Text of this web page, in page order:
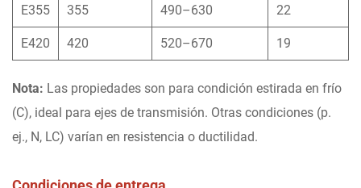
E355 355 490–630 22
E420 420 520–670 19
Nota: Las propiedades son para condición estirada en frío
(C), ideal para ejes de transmisión. Otras condiciones (p.
ej., N, LC) varían en resistencia o ductilidad.